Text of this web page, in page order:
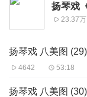
我哦 推荐书目
书《周锦龙投亲》
扬琴戏
23.37万
扬琴戏 八美图 (29)
4642 53:18
扬琴戏 八美图 (30)